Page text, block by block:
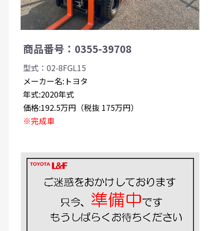
商品番号：0355-39708
型式：02-8FGL15
メーカー名:トヨタ
年式:2020年式
価格:192.5万円（税抜 175万円）
※完成車